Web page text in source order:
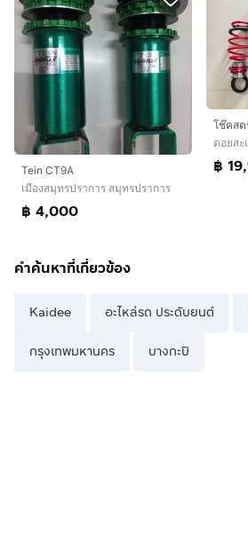
Tein CT9A
เมืองสมุทรปราการ สมุทรปราการ
฿ 4,000
ดอยสะ
฿
คำค้นหาที่เกี่ยวข้อง
Kaidee อะไหล่รถ ประดับยนต์
กรุงเทพมหานคร บางกะปิ